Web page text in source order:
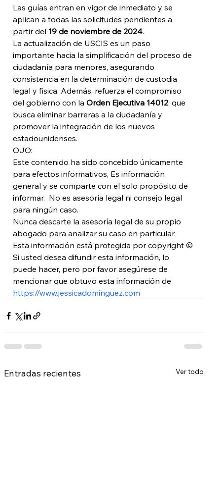
Las guías entran en vigor de inmediato y se
aplican a todas las solicitudes pendientes a
partir del 19 de noviembre de 2024.
La actualización de USCIS es un paso
importante hacia la simplificación del proceso de
ciudadanía para menores, asegurando
consistencia en la determinación de custodia
legal y física. Además, refuerza el compromiso
del gobierno con la Orden Ejecutiva 14012, que
busca eliminar barreras a la ciudadanía y
promover la integración de los nuevos
estadounidenses.
OJO:
Este contenido ha sido concebido únicamente
para efectos informativos, Es información
general y se comparte con el solo propósito de
informar.  No es asesoría legal ni consejo legal
para ningún caso.
Nunca descarte la asesoría legal de su propio
abogado para analizar su caso en particular.
Esta información está protegida por copyright ©
Si usted desea difundir esta información, lo
puede hacer, pero por favor asegúrese de
mencionar que obtuvo esta información de
https://www.jessicadominguez.com
Entradas recientes Ver todo